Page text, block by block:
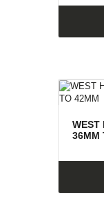
WEST
36MM